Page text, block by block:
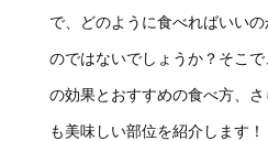
で、どのように食べればいい
のではないでしょうか？そこ
の効果とおすすめの食べ方、
も美味しい部位を紹介します！